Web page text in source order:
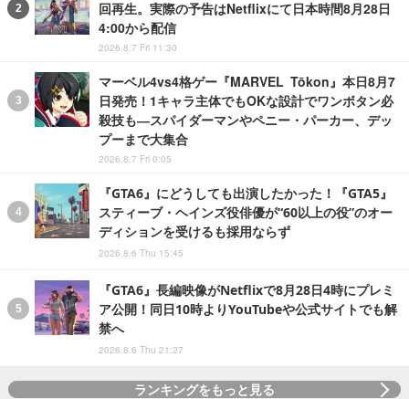
回再生。実際の予告はNetflixにて日本時間8月28日
4:00から配信
2026.8.7 Fri 11:30
マーベル4vs4格ゲー『MARVEL Tōkon』本日8月7
日発売！1キャラ主体でもOKな設計でワンボタン必
殺技も―スパイダーマンやペニー・パーカー、デッ
プーまで大集合
2026.8.7 Fri 0:05
『GTA6』にどうしても出演したかった！『GTA5』
スティーブ・ヘインズ役俳優が“60以上の役”のオー
ディションを受けるも採用ならず
2026.8.6 Thu 15:45
『GTA6』長編映像がNetflixで8月28日4時にプレミ
ア公開！同日10時よりYouTubeや公式サイトでも解
禁へ
2026.8.6 Thu 21:27
ランキングをもっと見る